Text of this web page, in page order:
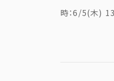
時：6/5(